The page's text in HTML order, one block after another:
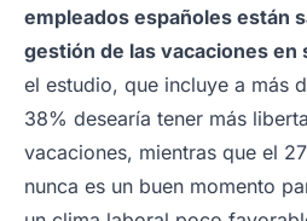
empleados españoles están
gestión de las vacaciones en
el estudio, que incluye a más
38% desearía tener más
vacaciones, mientras que el
nunca es un buen momento